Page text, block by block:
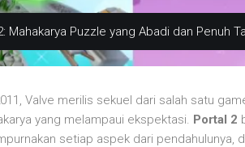
Mahakarya Puzzle yang Abadi dan Penuh
Valve merilis sekuel dari salah satu
yang melampaui ekspektasi. Portal 2
setiap aspek dari pendahulunya,